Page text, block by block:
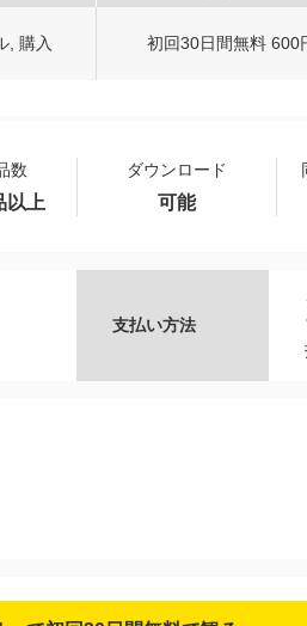
, 購入 初回30日間無料 600
数 ダウンロード
以上 可能
支払い方法